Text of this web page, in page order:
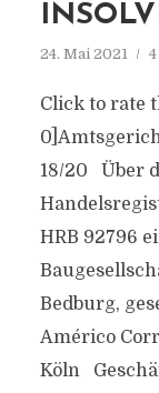
24. Mai 2021
Click to rate
18/20 Über
HRB 92796
Bedburg,
Américo
Köln